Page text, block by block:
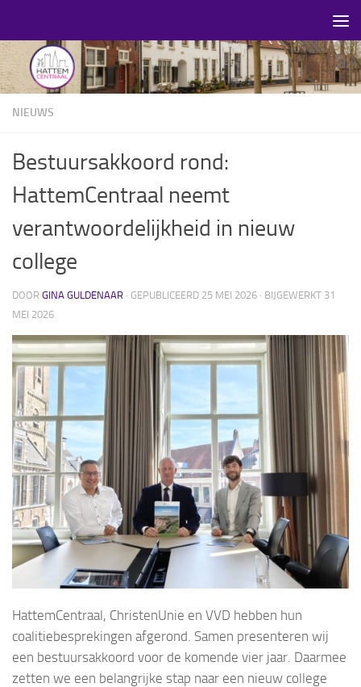
NIEUWS
Bestuursakkoord rond:
HattemCentraal neemt
verantwoordelijkheid in nieuw
college
DOOR GINA GULDENAAR · GEPUBLICEERD 25 MEI 2026 · BIJGEWERKT 31
MEI 2026
HattemCentraal, ChristenUnie en VVD hebben hun
coalitiebesprekingen afgerond. Samen presenteren wij
een bestuursakkoord voor de komende vier jaar. Daarmee
zetten we een belangrijke stap naar een nieuw college